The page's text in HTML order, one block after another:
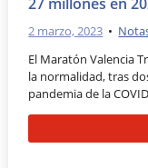
2 marzo, 2023 •
El Maratón Valencia
la normalidad, tras
pandemia de la